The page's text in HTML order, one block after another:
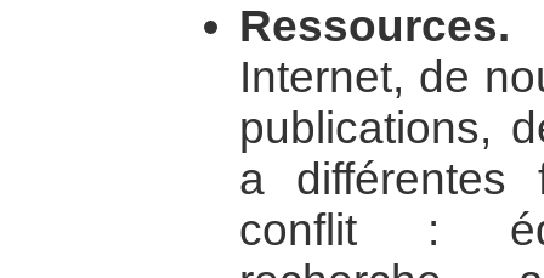
Ressources.
Internet, de
publications,
a différentes
conflit :